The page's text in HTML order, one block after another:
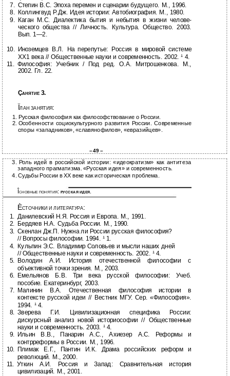
7. Степин В.С. Эпоха перемен и сценарии будущего. М., 1996.
8. Коллингвуд Р.Дж. Идея истории: Автобиография. М., 1980.
9.
Каган М.С. Диалектика бытия и небытия в жизни челове-
ческого общества // Личность. Культура. Общество. 2003.
Вып. 1—2.
10. Иноземцев В.Л. На перепутье: Россия в мировой системе
ХХ1 века // Общественные науки и современность. 2002. ¹ 4.
11. Философия: Учебник / Под ред. О.А. Митрошенкова. М.,
2002. Гл. 22.
ÇАНЯТИЕ 3.
ÏЛАН ЗАНЯТИЯ :
1. Русская философия как философствование о России.
2. Особенности социокультурного развития России. Современные
споры «западников», «славянофилов», «евразийцев».
–49 –
3. Роль идей в российской истории: «идеократизм» как антитеза
западного прагматизма. «Русская идея» и современность.
4. Судьбы России в ХХ веке как историческая проблема.
СНОВНЫЕ ПОНЯТИЯ : РУССКАЯ ИДЕЯ .
ÈСТОЧНИКИ И ЛИТЕРАТУРА:
1. Данилевский Н.Я. Россия и Европа. М., 1991.
2. Бердяев Н.А. Судьба России. М., 1990.
3. Скенлан Дж.П. Нужна ли России русская философия?
// Вопросы философии. 1994. ¹ 1.
4.
Кульпин Э.С. Владимир Соловьев и мысли наших дней
// Общественные науки и современность. 2002. ¹ 4.
5. Володин А.И. История отечественной философии с
объективной точки зрения. М., 2003.
6. Емельянов Б.В. Три века русской философии: Учеб.
пособие. Екатеринбург, 2003.
7. Малинин В.А. Отечественная философия истории в
контексте русской идеи // Вестник МГУ. Сер. «Философия».
1994. ¹ 4.
8. Зверева Г.И. Цивилизационная специфика России:
дискурсный анализ новой историософии // Общественные
науки и современность. 2003. ¹ 4.
9. Ильин В.В., Панарин А.С., Ахиезер А.С. Реформы и
контрреформы в России. М., 1996.
10. Плимак Е.Г., Пантин И.К. Драма российских реформ и
революций. М., 2000.
11. Уткин А.И. Россия и Запад: Сравнительная история
цивилизаций. М., 2001.